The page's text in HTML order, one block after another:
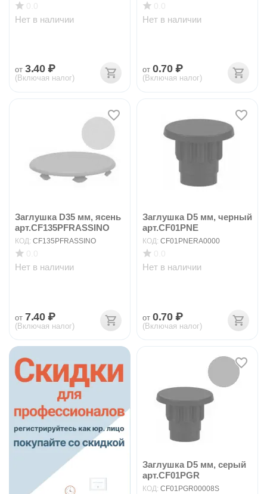
Нет в наличии
от 3.40 ₽
(Включая налог)
Нет в наличии
от 0.70 ₽
(Включая налог)
Заглушка D35 мм, ясень
арт.CF135PFRASSINO
КОД: CF135PFRASSINO
Нет в наличии
от 7.40 ₽
(Включая налог)
Заглушка D5 мм, черный
арт.CF01PNE
КОД: CF01PNERA0000
Нет в наличии
от 0.70 ₽
(Включая налог)
Заглушка D5 мм, серый
арт.CF01PGR
КОД: CF01PGR00008S